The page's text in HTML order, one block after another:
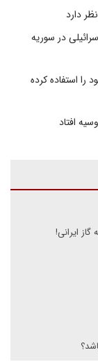
در سوریه
خود را استفاده کرده
افتاد
ایرانی!